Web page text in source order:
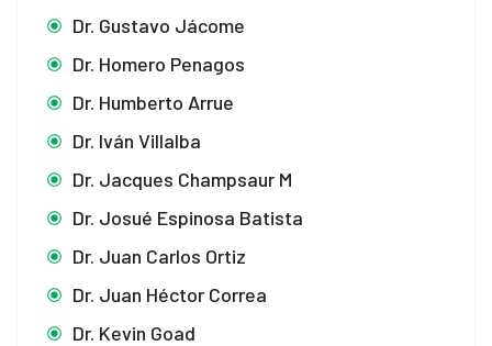
Dr. Gustavo Jácome
Dr. Homero Penagos
Dr. Humberto Arrue
Dr. Iván Villalba
Dr. Jacques Champsaur M
Dr. Josué Espinosa Batista
Dr. Juan Carlos Ortiz
Dr. Juan Héctor Correa
Dr. Kevin Goad